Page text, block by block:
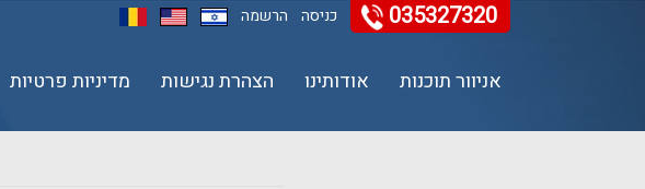
035327320 כניסה הרשמה
אניוור תוכנות אודותינו הצהרת נגישות מדיניות פרטיות